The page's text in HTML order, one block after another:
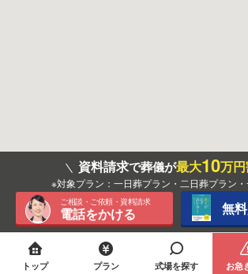
資料請求で葬儀が最大10万
※対象プラン：一日葬プラン・二日葬プラン
ご相談・ご依頼・資料請求
電話をかける 無
トップ プラン 式場を探す お急